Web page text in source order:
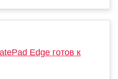
Edge готов к